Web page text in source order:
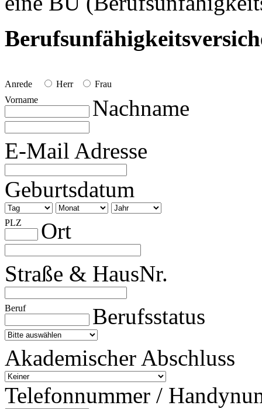
Anrede Herr
Frau
Vorname
Nachname
E-Mail Adresse
Geburtsdatum
PLZ
Ort
Straße & HausNr.
Beruf
Berufsstatus
Akademischer Abschluss
Telefonnummer /